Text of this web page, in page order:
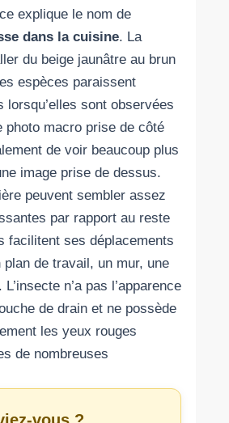
explique le nom de
dans la cuisine. La
du beige jaunâtre au brun
espèces paraissent
lorsqu’elles sont observées
photo macro prise de côté
de voir beaucoup plus
image prise de dessus.
peuvent sembler assez
par rapport au reste
facilitent ses déplacements
plan de travail, un mur, une
n’a pas l’apparence
de drain et ne possède
les yeux rouges
de nombreuses